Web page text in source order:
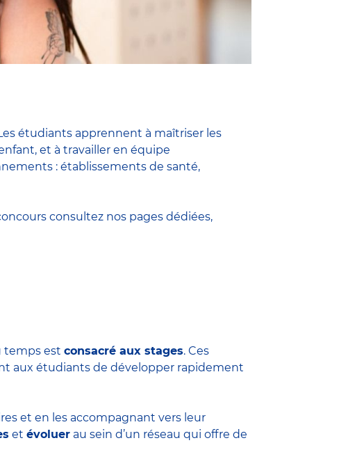
étudiants apprennent à maîtriser les
et à travailler en équipe
: établissements de santé,
consultez nos pages dédiées,
temps est consacré aux stages. Ces
aux étudiants de développer rapidement
et en les accompagnant vers leur
et évoluer au sein d’un réseau qui offre de